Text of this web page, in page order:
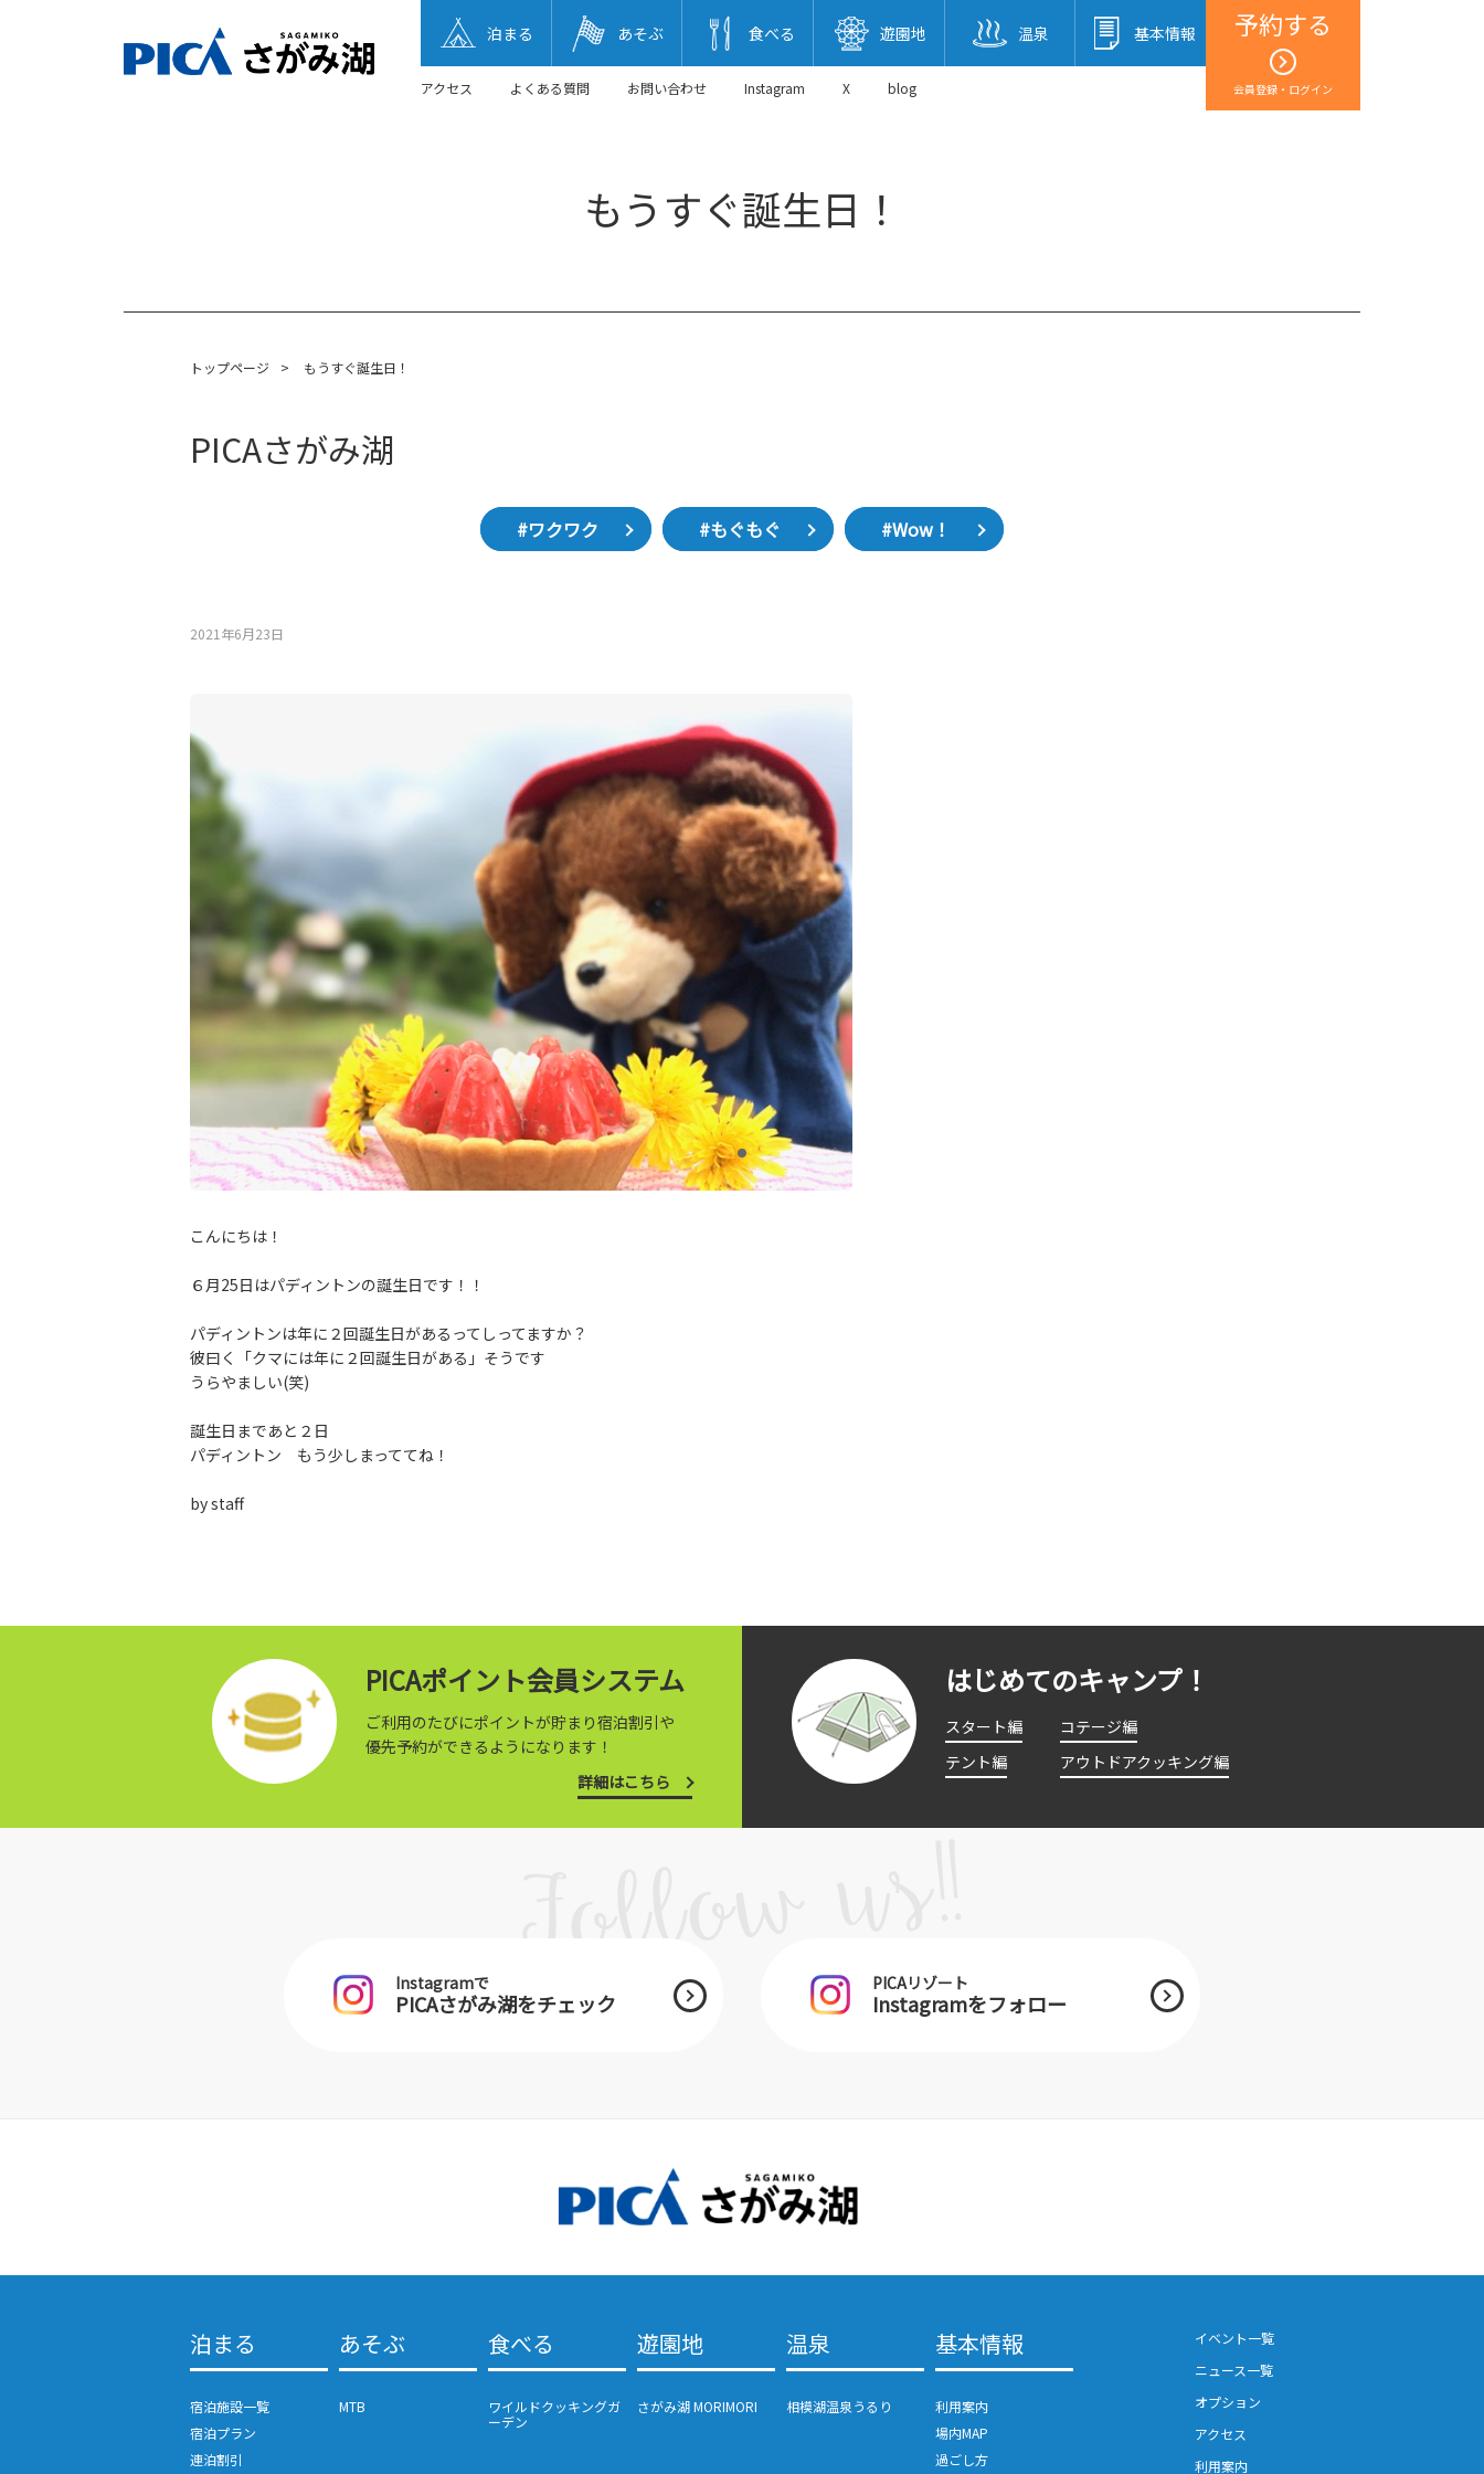
予約する
会員登録・ログイン
泊まる あそぶ 食べる 遊園地 温泉 基本情報
アクセス よくある質問 お問い合わせ Instagram X blog
もうすぐ誕生日！
トップページ > もうすぐ誕生日！
PICAさがみ湖
#ワクワク #もぐもぐ #Wow！
2021年6月23⽇
こんにちは！
６月25日はパディントンの誕生日です！！
パディントンは年に２回誕生日があるってしってますか？
彼曰く「クマには年に２回誕生日がある」そうです
うらやましい(笑)
誕生日まであと２日
パディントン もう少しまっててね！
by staff
PICAポイント会員システム
ご利用のたびにポイントが貯まり宿泊割引や
優先予約ができるようになります！
詳細はこちら
はじめてのキャンプ！
スタート編
コテージ編
テント編
アウトドアクッキング編
Instagramで
PICAさがみ湖をチェック
PICAリゾート
Instagramをフォロー
泊まる
宿泊施設一覧
宿泊プラン
連泊割引
あそぶ
MTB
食べる
ワイルドクッキングガ
ーデン
遊園地
さがみ湖 MORIMORI
温泉
相模湖温泉うるり
基本情報
利用案内
場内MAP
過ごし方
イベント一覧
ニュース一覧
オプション
アクセス
利用案内